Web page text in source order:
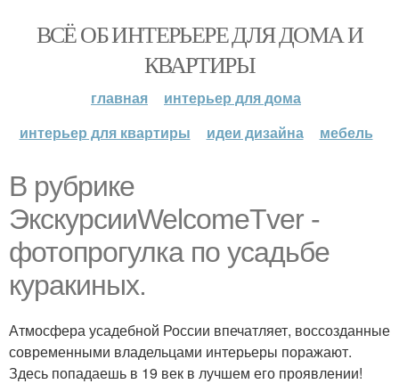
ВСЁ ОБ ИНТЕРЬЕРЕ ДЛЯ ДОМА И
КВАРТИРЫ
главная
интерьер для дома
интерьер для квартиры
идеи дизайна мебель
В рубрике
ЭкскурсииWelcomeTver -
фотопрогулка по усадьбе
куракиных.
Атмосфера усадебной России впечатляет, воссозданные
современными владельцами интерьеры поражают.
Здесь попадаешь в 19 век в лучшем его проявлении!